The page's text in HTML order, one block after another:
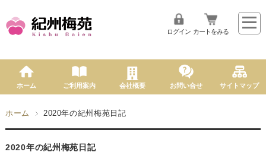
ログイン カートをみる
ホーム ご利用案内 会社概要 お問い合せ サイトマップ
ホーム 2020年の紀州梅苑日記
2020年の紀州梅苑日記